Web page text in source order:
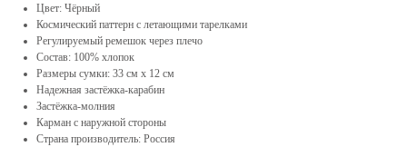
Цвет: Чёрный
Космический паттерн с летающими тарелками
Регулируемый ремешок через плечо
Состав: 100% хлопок
Размеры сумки: 33 см х 12 см
Надежная застёжка-карабин
Застёжка-молния
Карман с наружной стороны
Страна производитель: Россия